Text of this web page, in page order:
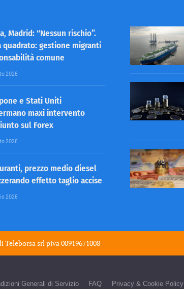
Madrid: “Nessun rischio”.
quadrato: gestione migranti
comune
2026
e Stati Uniti
maxi intervento
sul Forex
2026
prezzo medio diesel
effetto taglio accise
2026
Teleborsa srl piva 00919671008
Generali di Servizio FAQ Privacy & Cookie Policy